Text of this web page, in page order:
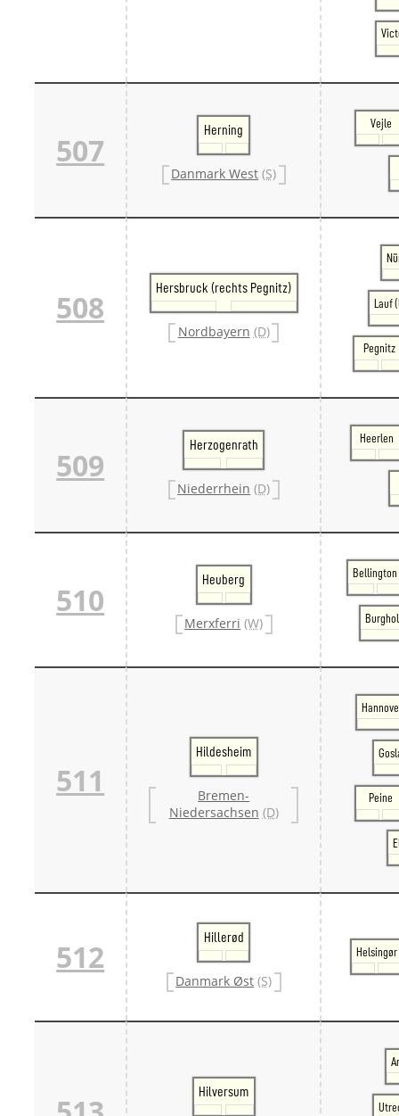
507
Herning
Danmark West (S)
Vejle
508
Hersbruck (rechts Pegnitz)
Nordbayern (D)
Lauf
Pegnitz
509
Herzogenrath
Niederrhein (D)
Heerlen
510
Heuberg
Merxferri (W)
Bellington
511
Hildesheim
Bremen-
Niedersachsen (D)
Peine
512
Hillerød
Danmark Øst (S)
Helsingør
Hilversum